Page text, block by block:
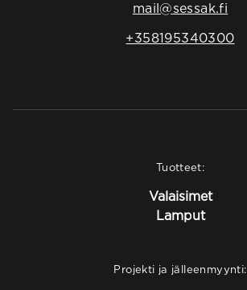
mail@sessak.fi
+358195340300
Tuotteet:
Valaisimet
Lamput
Projekti ja jälleenmyynti: